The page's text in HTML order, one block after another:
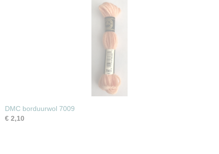
DMC borduurwol 7009
€ 2,10